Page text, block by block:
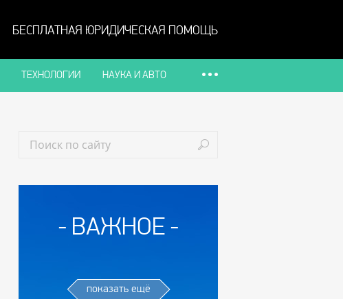
БЕСПЛАТНАЯ ЮРИДИЧЕСКАЯ ПОМОЩЬ
ТЕХНОЛОГИИ НАУКА И АВТО
ВАЖНОЕ
показать ещё